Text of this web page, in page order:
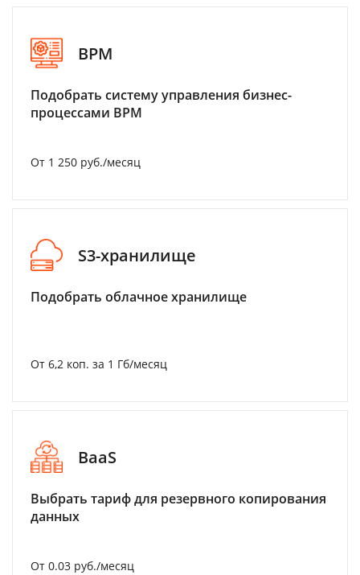
BPM
Подобрать систему управления бизнес-
процессами BPM
От 1 250 руб./месяц
S3-хранилище
Подобрать облачное хранилище
От 6,2 коп. за 1 Гб/месяц
BaaS
Выбрать тариф для резервного копирования
данных
От 0.03 руб./месяц